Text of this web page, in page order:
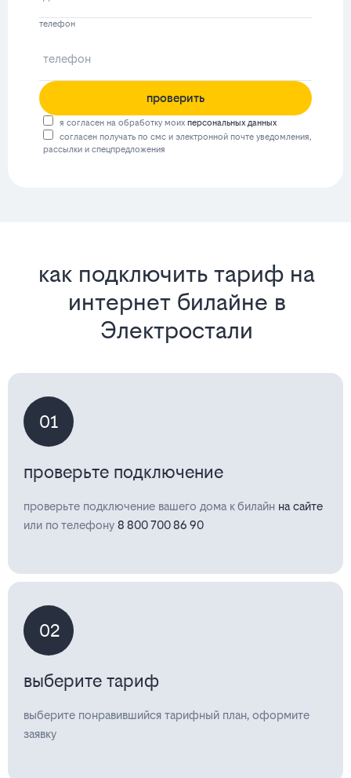
телефон
проверить
я согласен на обработку моих персональных данных
согласен получать по смс и электронной почте уведомления,
рассылки и спецпредложения
как подключить тариф на
интернет билайне в
Электростали
01
проверьте подключение
проверьте подключение вашего дома к билайн на сайте
или по телефону 8 800 700 86 90
02
выберите тариф
выберите понравившийся тарифный план, оформите
заявку